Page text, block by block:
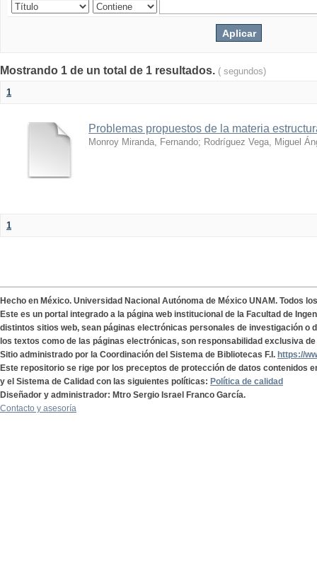
Mostrando 1 de un total de 1 resultados. ( segundos)
1
Problemas propuestos de la materia
Monroy Miranda, Fernando; Rodríguez Vega, Miguel
1
Hecho en México. Universidad Nacional Autónoma de México UNAM. Todos
Este es un portal integrado a la página web institucional de la Facultad de
distintos sitios web, sean páginas electrónicas personales de investigación o
los textos como de las páginas electrónicas, son responsabilidad exclusiva
Sitio administrado por la Coordinación del Sistema de Bibliotecas F.I. https://
Este repositorio se rige por los preceptos de protección de datos contenidos
y el Sistema de Calidad con las siguientes políticas: Política de calidad
Diseñador y administrador: Mtro Sergio Israel Franco García.
Contacto y asesoría